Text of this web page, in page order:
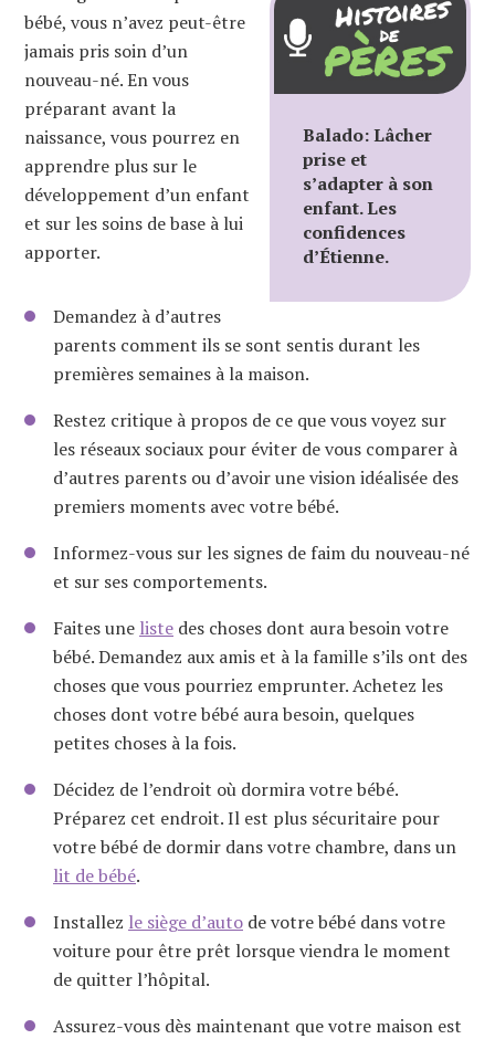
Balado: Lâcher
prise et
s’adapter à son
enfant. Les
confidences
d’Étienne.
bébé, vous n’avez peut-être
jamais pris soin d’un
nouveau-né. En vous
préparant avant la
naissance, vous pourrez en
apprendre plus sur le
développement d’un enfant
et sur les soins de base à lui
apporter.
Demandez à d’autres
parents comment ils se sont sentis durant les
premières semaines à la maison.
Restez critique à propos de ce que vous voyez sur
les réseaux sociaux pour éviter de vous comparer à
d’autres parents ou d’avoir une vision idéalisée des
premiers moments avec votre bébé.
Informez-vous sur les signes de faim du nouveau-né
et sur ses comportements.
Faites une liste des choses dont aura besoin votre
bébé. Demandez aux amis et à la famille s’ils ont des
choses que vous pourriez emprunter. Achetez les
choses dont votre bébé aura besoin, quelques
petites choses à la fois.
Décidez de l’endroit où dormira votre bébé.
Préparez cet endroit. Il est plus sécuritaire pour
votre bébé de dormir dans votre chambre, dans un
lit de bébé.
Installez le siège d’auto de votre bébé dans votre
voiture pour être prêt lorsque viendra le moment
de quitter l’hôpital.
Assurez-vous dès maintenant que votre maison est